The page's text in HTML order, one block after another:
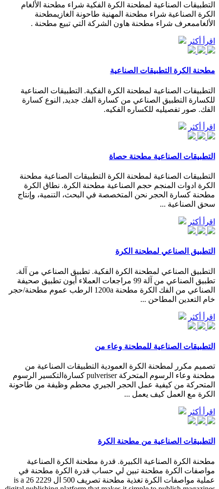
التطبيقات الصناعية لمطحنة الكرة الفكية شراء مطحنة الألغام
الكرة الصناعية شراء مطحنة المهنية طاحونة الغازيمطحنة
الألغاممعرف شراء مطحنة هاون الشركة التي تبيع مطحنة .
اقرأ أكثر
مطحنة الكرة التطبيقات الصناعية
التطبيقات الصناعية لمطحنة الكرة الفكية. التطبيقات الصناعية
للكسارة التطبيق الصناعي من كسارة الفك جديد, النوع كسارة
الفك. صور تفصيليه للكساره الفكيه.
اقرأ أكثر
التطبيقات الصناعية مطحنة حصاة
التطبيقات الصناعية لمطحنة الكرة التطبيقات الصناعية مطحنة
الكرة ادوات المنجم حجم الصناعية مطحنة الكرة. نطاق الكرة
مطحنة كسارة الحجر نحن المتخصصة في البحث، التنمية، وإنتاج
سحق الصناعية ...
اقرأ أكثر
التطبيق الصناعي لمطحنة الكرة
التطبيق الصناعي لمطحنة الكرة الفكية. تطبيق الصناعي من آلة.
تطبيق الصناعي من آلة 99 مراجعات العملاء أيون تطبيق صحيفة
الصناعي من الفك الكرة مطحنة 1200a الرطب عموم مطحنة/حجر
خام التعدين المطاحن ...
اقرأ أكثر
التطبيقات الصناعية للمطحنة وعاء من
تصميم مكرر لمطحنة الكرة العمودية التطبيقات الصناعية من
مطحنة وعاء الرسوم المتحركة pulveriser كسارةالتكسير الرسوم
المتحركة من كيفية عمل الحجر الجيري محطم وظيفة من طاحونة
الكرة مع العمل كيف يعمل ...
اقرأ أكثر
التطبيقات الصناعية من مطحنة الكرة
مطحنة الكرة الصناعية الكبيرة. قدرة مطحنة الكرة الصناعية
مواصفات الكرة مطحنة تبين لي حساب قدرة الكرة مطحنة في
عملية مواصفات الكرة تغذية مطحنة تصريف 500 ال 2229 26 is a